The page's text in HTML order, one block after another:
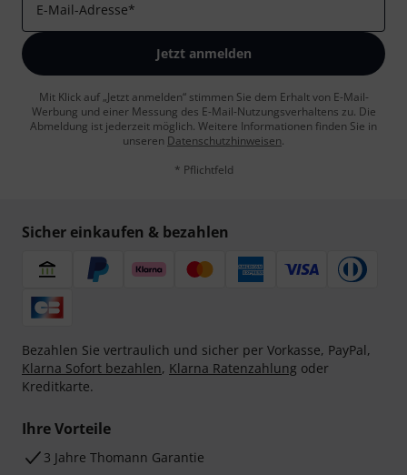
E-Mail-Adresse*
Jetzt anmelden
Mit Klick auf „Jetzt anmelden“ stimmen Sie dem Erhalt von E-Mail-
Werbung und einer Messung des E-Mail-Nutzungsverhaltens zu. Die
Abmeldung ist jederzeit möglich. Weitere Informationen finden Sie in
unseren Datenschutzhinweisen.
* Pflichtfeld
Sicher einkaufen & bezahlen
Bezahlen Sie vertraulich und sicher per Vorkasse, PayPal,
Klarna Sofort bezahlen, Klarna Ratenzahlung oder
Kreditkarte.
Ihre Vorteile
3 Jahre Thomann Garantie